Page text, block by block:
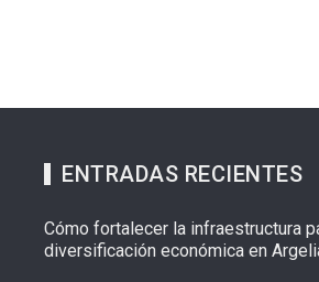
ENTRADAS RECIENTES
Cómo fortalecer la infraestructura
diversificación económica en